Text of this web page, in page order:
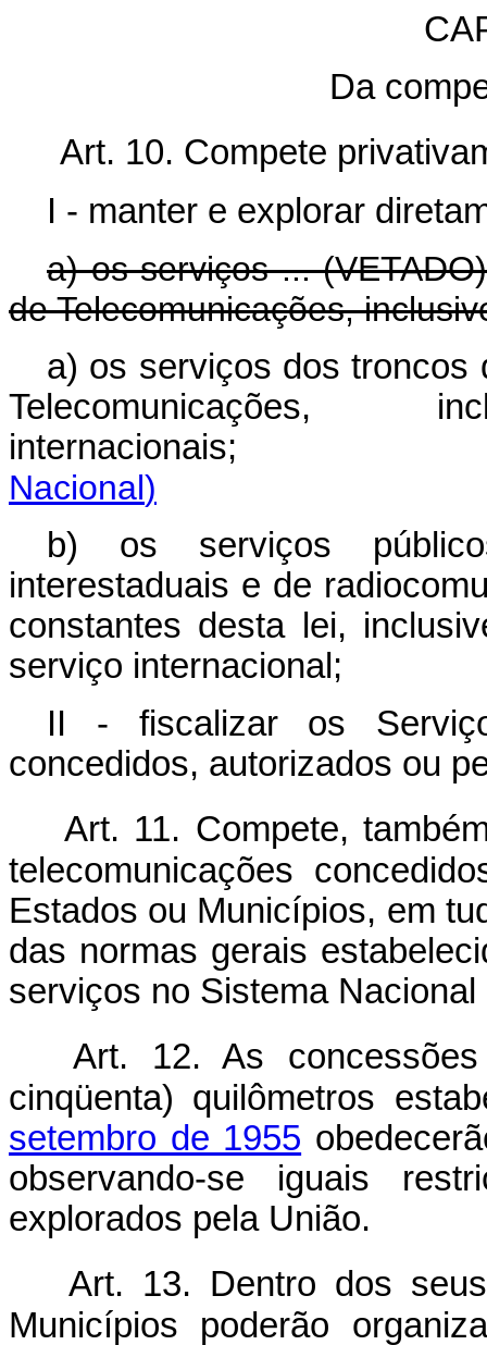
Da
Art. 10. Compete
I - manter e explorar
a) os serviços ...
de Telecomunicações,
a) os serviços dos troncos
Telecomunicações,
Nacional)
b) os serviços
interestaduais e de
constantes desta lei,
serviço internacional;
II - fiscalizar os
concedidos, autorizados ou
Art. 11. Compete,
telecomunicações
Estados ou Municípios, em
das normas gerais
serviços no Sistema
Art. 12. As
cinqüenta) quilômetros
setembro de 1955
observando-se iguais
explorados pela União.
Art. 13. Dentro dos
Municípios poderão